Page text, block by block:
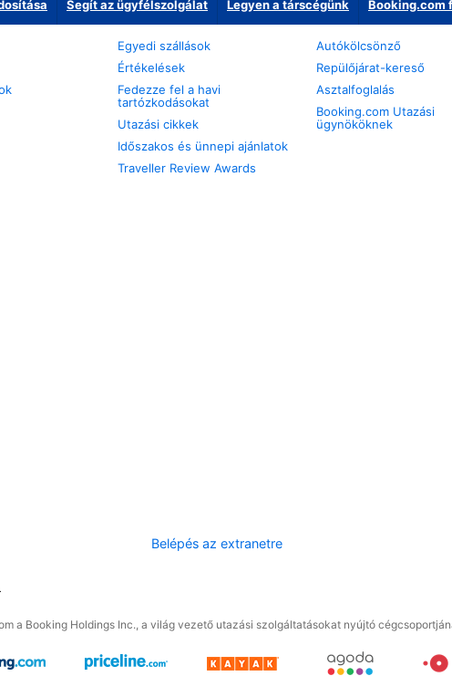
Segít az ügyfélszolgálat Legyen a társcégünk Booking.com
Egyedi szállások
Értékelések
Fedezze fel a havi
tartózkodásokat
Utazási cikkek
Időszakos és ünnepi ajánlatok
Traveller Review Awards
Autókölcsönző
Repülőjárat-kereső
Asztalfoglalás
Booking.com Utazási
ügynököknek
Belépés az extranetre
a Booking Holdings Inc., a világ vezető utazási szolgáltatásokat nyújtó